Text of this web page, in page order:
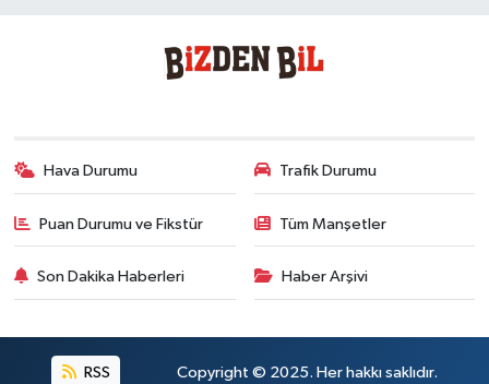
Hava Durumu Trafik Durumu
Puan Durumu ve Fikstür Tüm Manşetler
Son Dakika Haberleri Haber Arşivi
RSS Copyright © 2025. Her hakkı saklıdır.